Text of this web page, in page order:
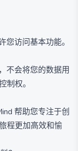
您访问基本功能。
不会将您的数据用
制权。
帮助您专注于创
程更加高效和愉